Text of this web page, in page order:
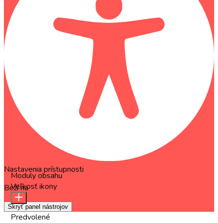
Nastavenia prístupnosti
Beží naOneTap
Skryť panel nástrojov
Moduly obsahu
Veľkosť ikony
Predvolené